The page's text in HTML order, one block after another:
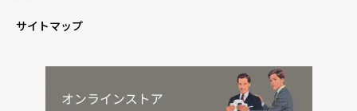
サイトマップ